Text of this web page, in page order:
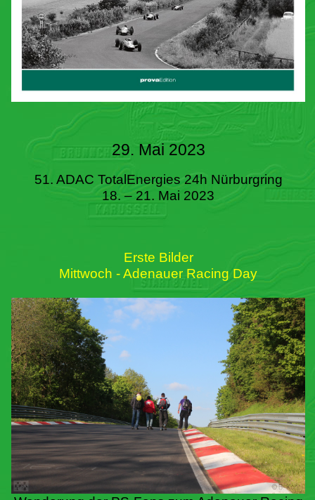
29. Mai 2023
51. ADAC TotalEnergies 24h Nürburgring
18. – 21. Mai 2023
Erste Bilder
Mittwoch - Adenauer Racing Day